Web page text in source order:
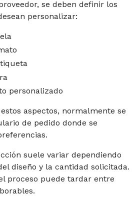
se deben definir los
personalizar:
personalizado
aspectos, normalmente se
de pedido donde se
suele variar dependiendo
diseño y la cantidad solicitada.
proceso puede tardar entre